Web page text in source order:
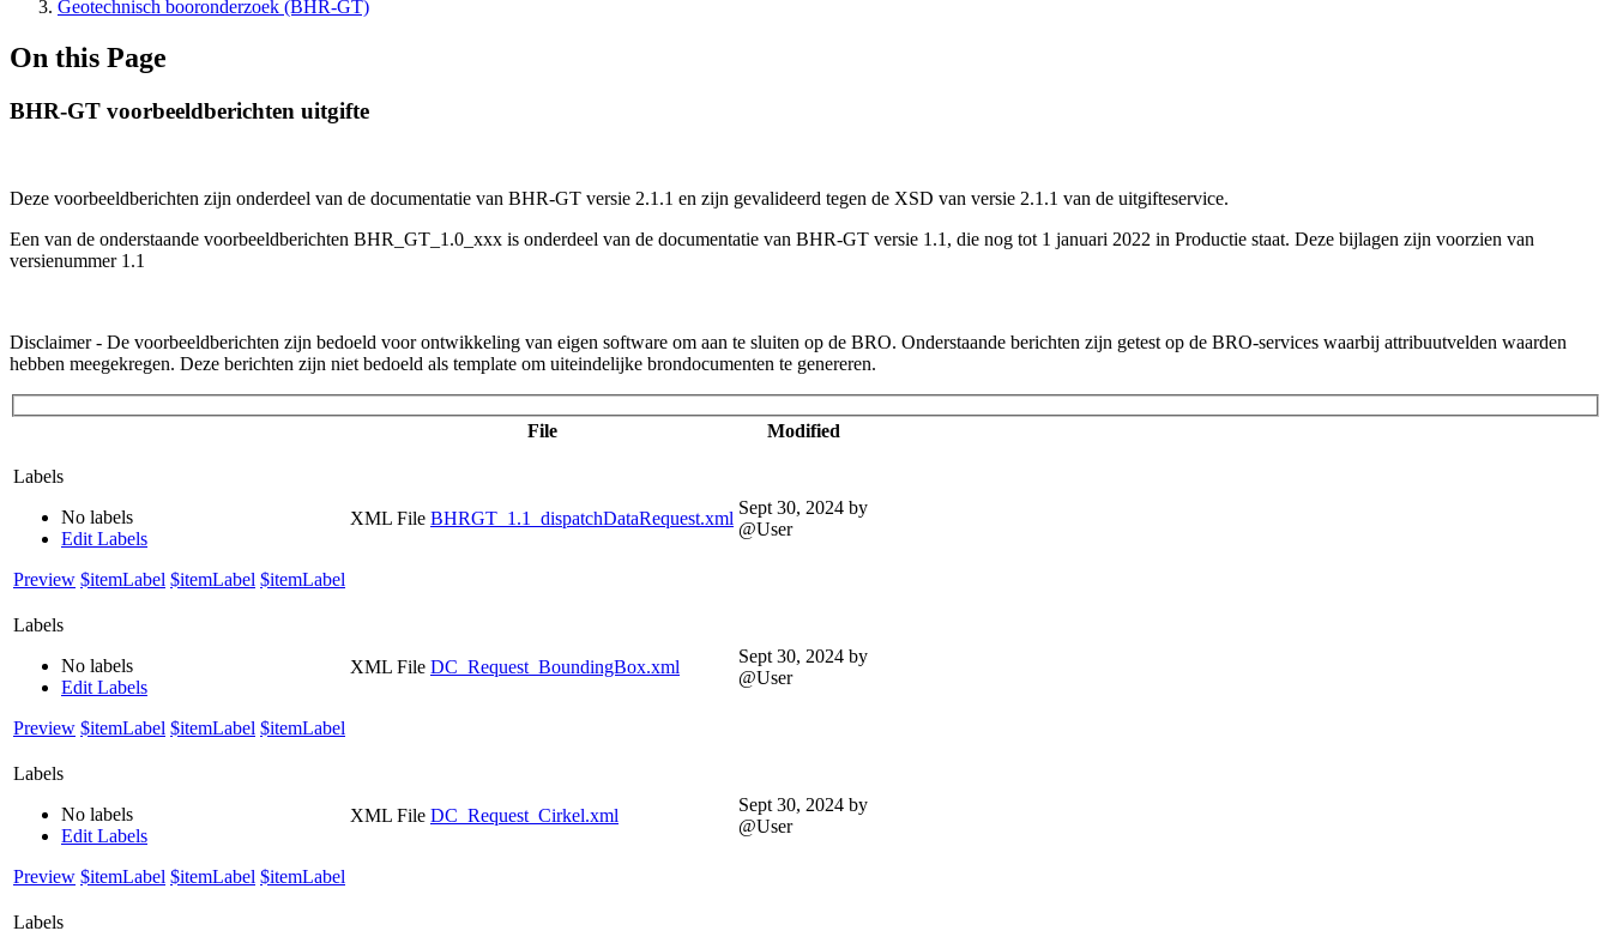
Geotechnisch booronderzoek (BHR-GT)
On this Page
BHR-GT voorbeeldberichten uitgifte
Deze voorbeeldberichten zijn onderdeel van de documentatie van BHR-GT versie 2.1.1 en zijn gevalideerd tegen de XSD van versie 2.1.1 van de uitgifteservice.
Een van de onderstaande voorbeeldberichten BHR_GT_1.0_xxx is onderdeel van de documentatie van BHR-GT versie 1.1, die nog tot 1 januari 2022 in Productie staat. Deze bijlagen zijn voorzien van
versienummer 1.1
Disclaimer - De voorbeeldberichten zijn bedoeld voor ontwikkeling van eigen software om aan te sluiten op de BRO. Onderstaande berichten zijn getest op de BRO-services waarbij attribuutvelden waarden
hebben meegekregen. Deze berichten zijn niet bedoeld als template om uiteindelijke brondocumenten te genereren.
File Modified
Labels
No labels
Edit Labels
Preview $itemLabel $itemLabel $itemLabel
XML File BHRGT_1.1_dispatchDataRequest.xml
Sept 30, 2024 by
@User
Labels
No labels
Edit Labels
Preview $itemLabel $itemLabel $itemLabel
XML File DC_Request_BoundingBox.xml
Sept 30, 2024 by
@User
Labels
No labels
Edit Labels
Preview $itemLabel $itemLabel $itemLabel
XML File DC_Request_Cirkel.xml
Sept 30, 2024 by
@User
Labels